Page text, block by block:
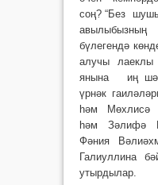
соң? “Без
авылыбызның
бүлегендә
алучы лаеклы
янына иң
үрнәк
һәм Мөх­­­лисә
һәм Зәлифә
Фәния
Галиуллина
утырдылар.